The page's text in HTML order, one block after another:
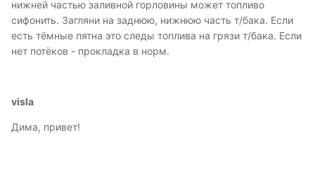
нижней частью заливной горловины может топливо
сифонить. Загляни на заднюю, нижнюю часть т/бака. Если
есть тёмные пятна это следы топлива на грязи т/бака. Если
нет потёков - прокладка в норм.
visla
Дима, привет!